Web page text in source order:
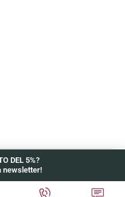
Reserved
DEL 5%?
newsletter!